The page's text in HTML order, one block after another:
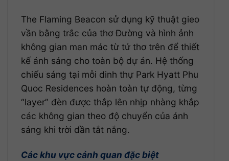
The Flaming Beacon sử dụng kỹ thuật gieo
vần bằng trắc của thơ Đường và hình ảnh
không gian man mác từ tứ thơ trên để thiết
kế ánh sáng cho toàn bộ dự án. Hệ thống
chiếu sáng tại mỗi dinh thự Park Hyatt Phu
Quoc Residences hoàn toàn tự động, từng
“layer” đèn được thắp lên nhịp nhàng khắp
các không gian theo độ chuyển của ánh
sáng khi trời dần tắt nắng.
Các khu vực cảnh quan đặc biệt